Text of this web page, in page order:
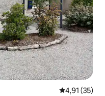
Átlagos
4,91 (35)